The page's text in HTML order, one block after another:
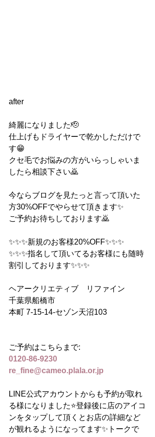
after
綺麗になりました🫡
仕上げもドライヤーで乾かしただけで
す😁
クセ毛でお悩みの方がいらっしゃいま
したら相談下さい🙇
今ならブログを見たっと言って頂いた
方30%OFFでやらせて頂きます✨
ご予約お待ちしております🙇
✨✨✨新規のお客様20%OFF✨✨✨
✨✨✨指名して頂いてるお客様にも随時
割引しております✨✨✨
ヘアークリエティブ　リファイン
千葉県船橋市
本町 7-15-14‐セゾン天沼103
ご予約はこちらまで:
0120-86-9230
re_fine@cameo.plala.or.jp
LINE公式アカウントからも予約が取れ
る様になりました⭐️登録後に店のアイコ
ンをタップして頂くとお店の詳細など
が観れるようになってます✨トークで